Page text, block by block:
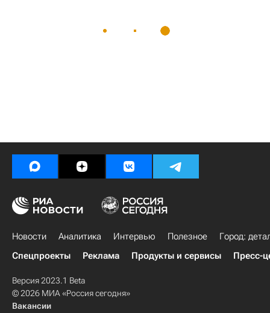
Новости Аналитика Интервью Полезное
Город:
Спецпроекты
Реклама Продукты и сервисы Пресс-
Версия 2023.1 Beta
© 2026 МИА «Россия сегодня»
Вакансии